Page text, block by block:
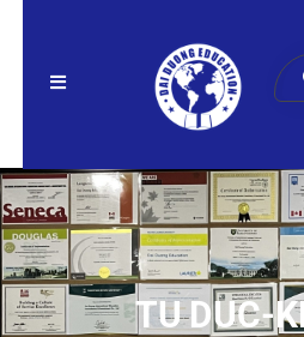
TU DUC-